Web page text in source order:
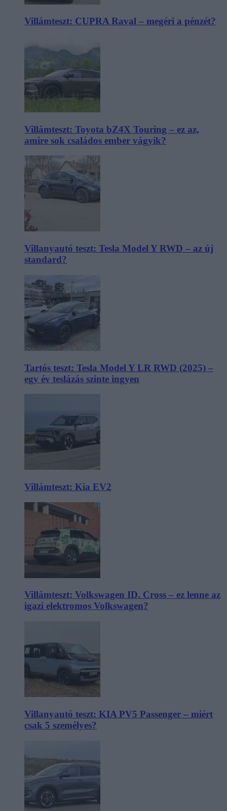
Villámteszt: CUPRA Raval – megéri a pénzét?
Villámteszt: Toyota bZ4X Touring – ez az,
amire sok családos ember vágyik?
Villanyautó teszt: Tesla Model Y RWD – az új
standard?
Tartós teszt: Tesla Model Y LR RWD (2025) –
egy év teslázás szinte ingyen
Villámteszt: Kia EV2
Villámteszt: Volkswagen ID. Cross – ez lenne az
igazi elektromos Volkswagen?
Villanyautó teszt: KIA PV5 Passenger – miért
csak 5 személyes?